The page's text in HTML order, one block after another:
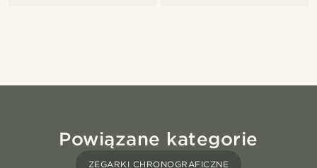
Powiązane kategorie
ZEGARKI CHRONOGRAFICZNE